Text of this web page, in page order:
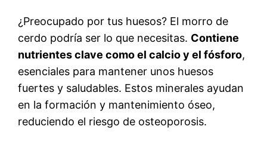
¿Preocupado por tus huesos? El morro de
cerdo podría ser lo que necesitas. Contiene
nutrientes clave como el calcio y el fósforo,
esenciales para mantener unos huesos
fuertes y saludables. Estos minerales ayudan
en la formación y mantenimiento óseo,
reduciendo el riesgo de osteoporosis.